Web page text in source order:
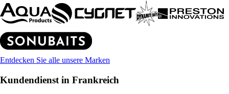
Entdecken Sie alle unsere Marken
Kundendienst in Frankreich